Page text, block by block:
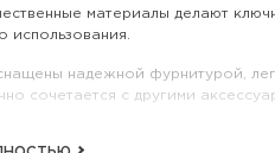
материалы делают
использования.
надежной фурнитурой,
сочетается с другими